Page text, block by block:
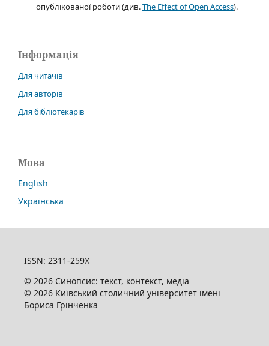
опублікованої роботи (див.The Effect of Open Access).
Інформація
Для читачів
Для авторів
Для бібліотекарів
Мова
English
Українська
ISSN: 2311-259X
© 2026 Синопсис: текст, контекст, медіа
© 2026 Київський столичний університет імені
Бориса Грінченка